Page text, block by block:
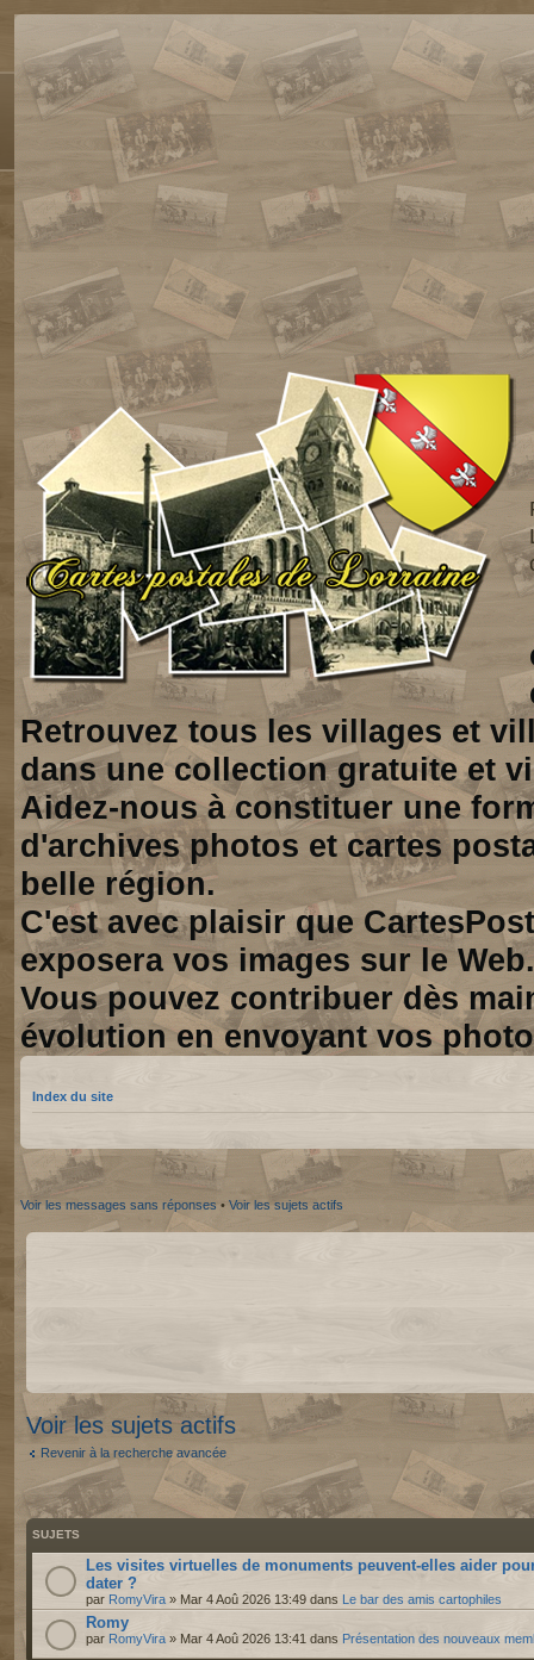
Retrouvez tous les villages et
dans une collection gratuite et
Aidez-nous à constituer une
d'archives photos et cartes
belle région.
C'est avec plaisir que
exposera vos images sur le Web.
Vous pouvez contribuer dès
évolution en envoyant vos
Index du site
Voir les messages sans réponses • Voir les sujets actifs
Voir les sujets actifs
Revenir à la recherche avancée
SUJETS
Les visites virtuelles de monuments peuvent-elles aider
dater ?
par RomyVira » Mar 4 Aoû 2026 13:49 dans Le bar des amis cartophiles
Romy
par RomyVira » Mar 4 Aoû 2026 13:41 dans Présentation des nouveaux